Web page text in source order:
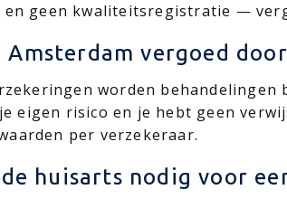
geen kwaliteitsregistratie —
vergoed
worden
eigen risico en je hebt geen
per verzekeraar.
huisarts nodig voor